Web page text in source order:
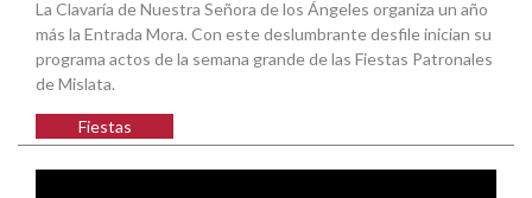
La Clavaría de Nuestra Señora de los Ángeles organiza un año
más la Entrada Mora. Con este deslumbrante desfile inician su
programa actos de la semana grande de las Fiestas Patronales
de Mislata.
Fiestas